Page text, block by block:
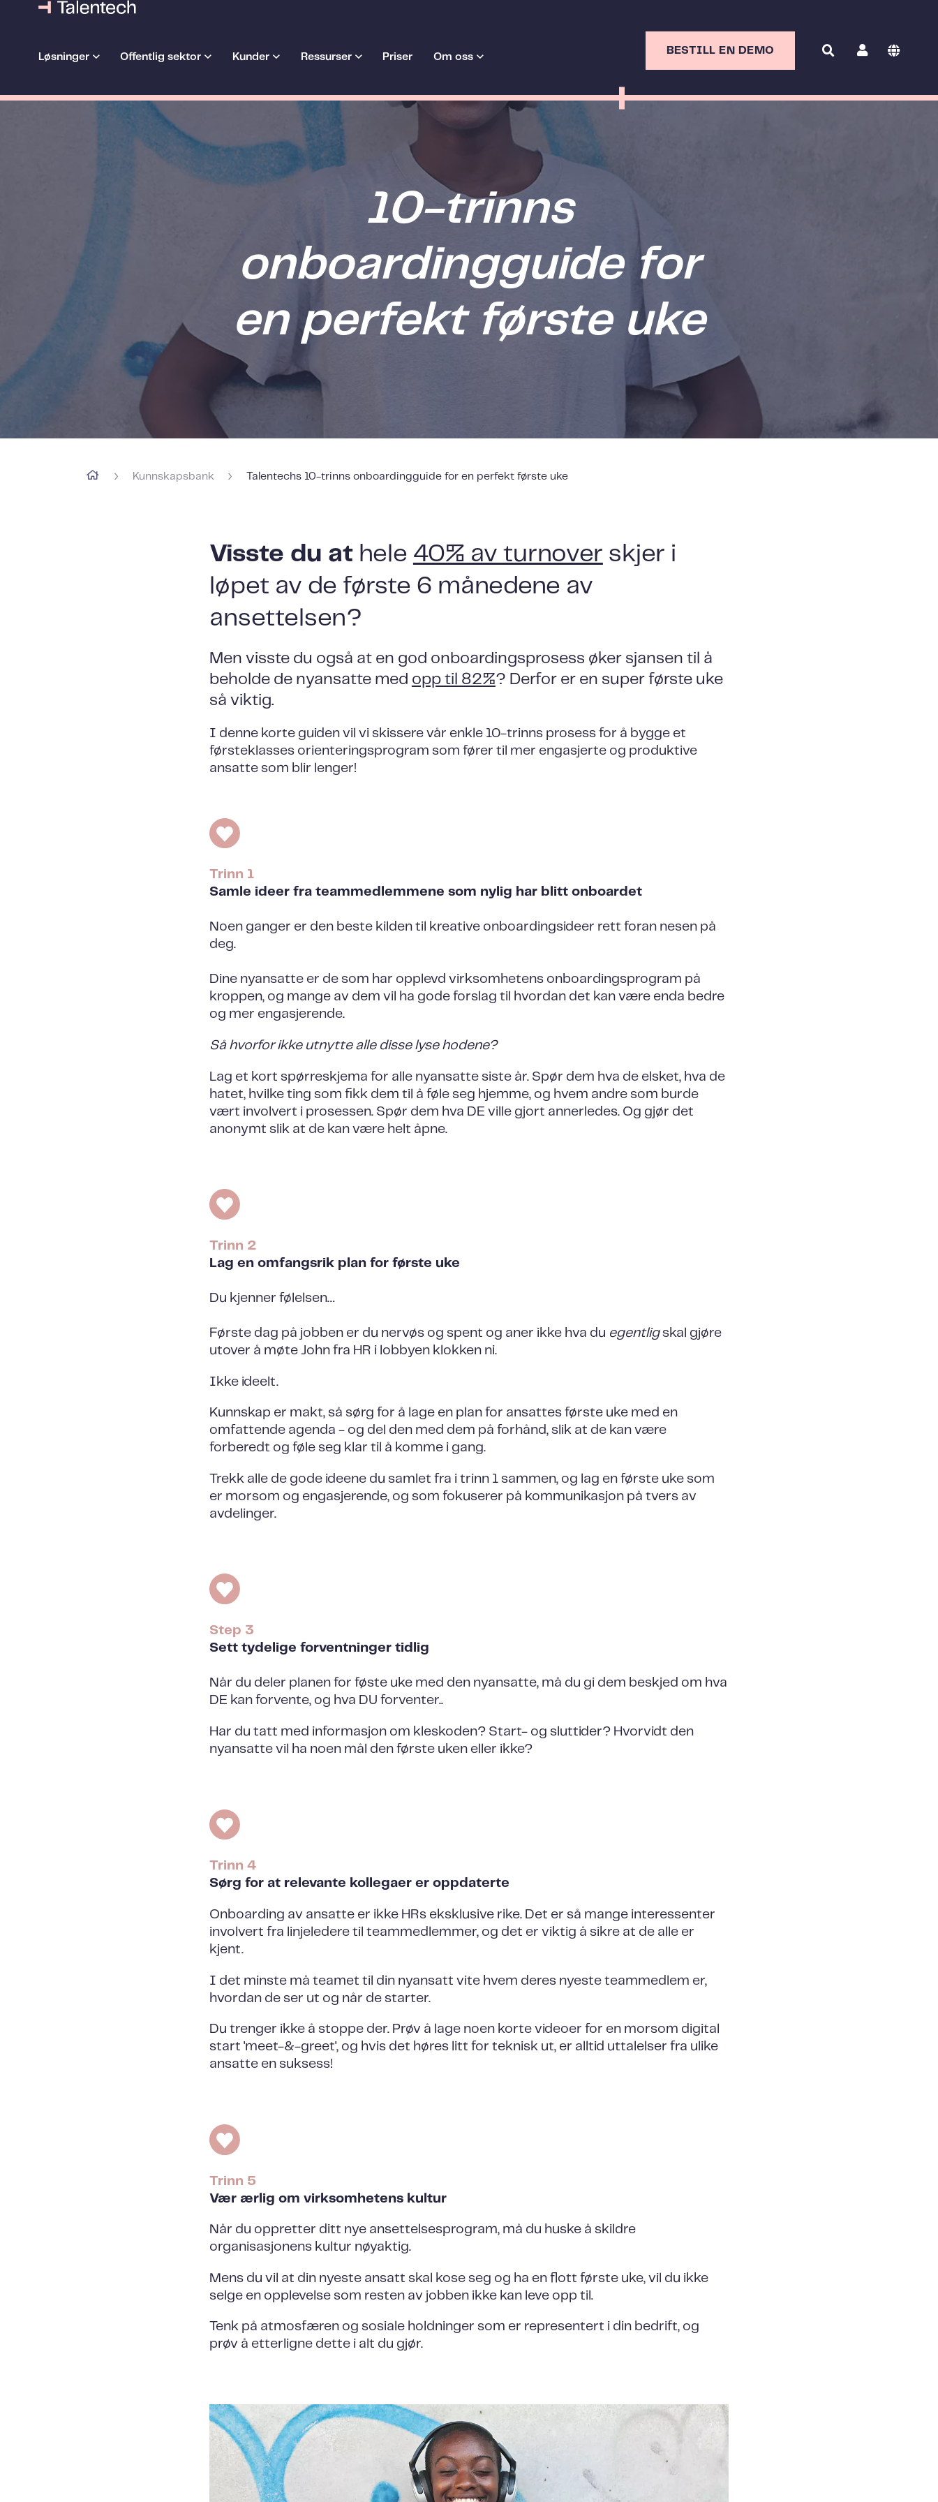
Løsninger Offentlig sektor Kunder Ressurser Priser Om oss
BESTILL EN DEMO
10-trinns
onboardingguide for
en perfekt første uke
› Kunnskapsbank › Talentechs 10-trinns onboardingguide for en perfekt første uke
Visste du athele 40% av turnover skjer i
løpet av de første 6 månedene av
ansettelsen?
Men visste du også at en god onboardingsprosess øker sjansen til å
beholde de nyansatte med opp til 82%? Derfor er en super første uke
så viktig.
I denne korte guiden vil vi skissere vår enkle 10-trinns prosess for å bygge et
førsteklasses orienteringsprogram som fører til mer engasjerte og produktive
ansatte som blir lenger!
Trinn 1
Samle ideer fra teammedlemmene som nylig har blitt onboardet
Noen ganger er den beste kilden til kreative onboardingsideer rett foran nesen på
deg.
Dine nyansatte er de som har opplevd virksomhetens onboardingsprogram på
kroppen, og mange av dem vil ha gode forslag til hvordan det kan være enda bedre
og mer engasjerende.
Så hvorfor ikke utnytte alle disse lyse hodene?
Lag et kort spørreskjema for alle nyansatte siste år. Spør dem hva de elsket, hva de
hatet, hvilke ting som fikk dem til å føle seg hjemme, og hvem andre som burde
vært involvert i prosessen. Spør dem hva DE ville gjort annerledes. Og gjør det
anonymt slik at de kan være helt åpne.
Trinn 2
Lag en omfangsrik plan for første uke
Du kjenner følelsen…
Første dag på jobben er du nervøs og spent og aner ikke hva du egentligskal gjøre
utover å møte John fra HR i lobbyen klokken ni.
Ikke ideelt.
Kunnskap er makt, så sørg for å lage en plan for ansattes første uke med en
omfattende agenda - og del den med dem på forhånd, slik at de kan være
forberedt og føle seg klar til å komme i gang.
Trekk alle de gode ideene du samlet fra i trinn 1 sammen, og lag en første uke som
er morsom og engasjerende, og som fokuserer på kommunikasjon på tvers av
avdelinger.
Step 3
Sett tydelige forventninger tidlig
Når du deler planen for føste uke med den nyansatte, må du gi dem beskjed om hva
DE kan forvente, og hva DU forventer..
Har du tatt med informasjon om kleskoden? Start- og sluttider? Hvorvidt den
nyansatte vil ha noen mål den første uken eller ikke?
Trinn 4
Sørg for at relevante kollegaer er oppdaterte
Onboarding av ansatte er ikke HRs eksklusive rike. Det er så mange interessenter
involvert fra linjeledere til teammedlemmer, og det er viktig å sikre at de alle er
kjent.
I det minste må teamet til din nyansatt vite hvem deres nyeste teammedlem er,
hvordan de ser ut og når de starter.
Du trenger ikke å stoppe der. Prøv å lage noen korte videoer for en morsom digital
start 'meet-&-greet', og hvis det høres litt for teknisk ut, er alltid uttalelser fra ulike
ansatte en suksess!
Trinn 5
Vær ærlig om virksomhetens kultur
Når du oppretter ditt nye ansettelsesprogram, må du huske å skildre
organisasjonens kultur nøyaktig.
Mens du vil at din nyeste ansatt skal kose seg og ha en flott første uke, vil du ikke
selge en opplevelse som resten av jobben ikke kan leve opp til.
Tenk på atmosfæren og sosiale holdninger som er representert i din bedrift, og
prøv å etterligne dette i alt du gjør.